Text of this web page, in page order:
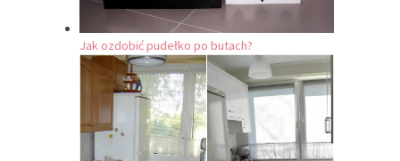
Jak ozdobić pudełko po butach?